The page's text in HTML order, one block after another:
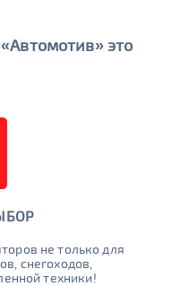
это
не только для
снегоходов,
техники!